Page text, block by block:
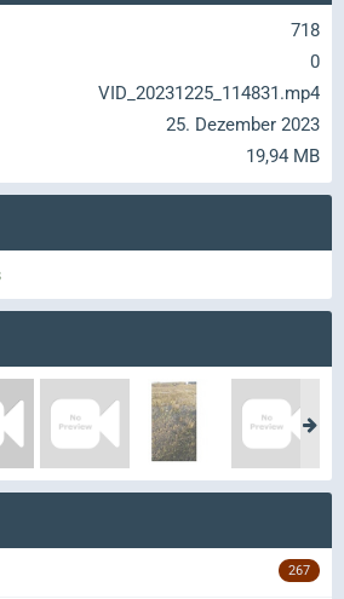
718
0
VID_20231225_114831.mp4
25. Dezember 2023
19,94 MB
267